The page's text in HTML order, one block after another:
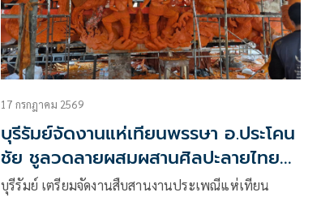
17 กรกฎาคม 2569
บุรีรัมย์จัดงานแห่เทียนพรรษา อ.ประโคน
ชัย ชูลวดลายผสมผสานศิลปะลายไทย
กับขอมประยุกต์
บุรีรัมย์ เตรียมจัดงานสืบสานงานประเพณีแห่เทียน